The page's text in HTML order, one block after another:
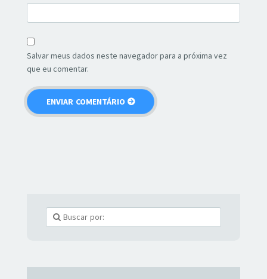
Salvar meus dados neste navegador para a próxima vez
que eu comentar.